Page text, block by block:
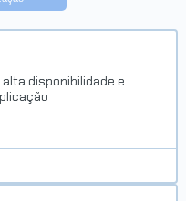
alta disponibilidade e